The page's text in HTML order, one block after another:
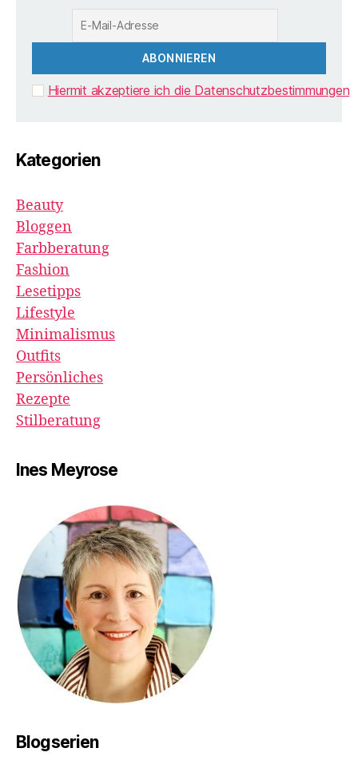
Hiermit akzeptiere ich die Datenschutzbestimmungen
Kategorien
Beauty
Bloggen
Farbberatung
Fashion
Lesetipps
Lifestyle
Minimalismus
Outfits
Persönliches
Rezepte
Stilberatung
Ines Meyrose
Blogserien